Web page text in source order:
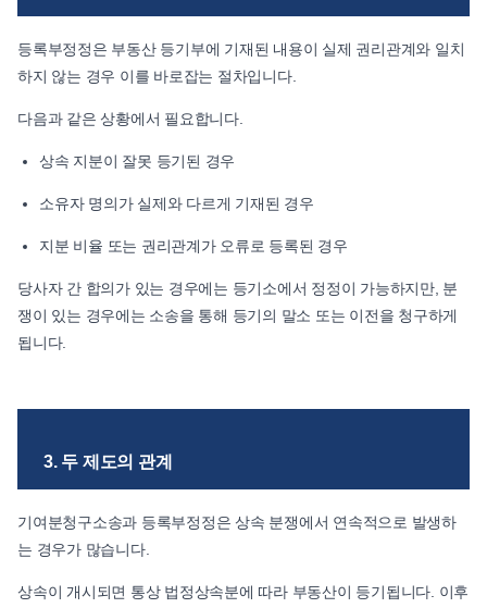
등록부정정은 부동산 등기부에 기재된 내용이 실제 권리관계와 일치
하지 않는 경우 이를 바로잡는 절차입니다.
다음과 같은 상황에서 필요합니다.
상속 지분이 잘못 등기된 경우
소유자 명의가 실제와 다르게 기재된 경우
지분 비율 또는 권리관계가 오류로 등록된 경우
당사자 간 합의가 있는 경우에는 등기소에서 정정이 가능하지만, 분
쟁이 있는 경우에는 소송을 통해 등기의 말소 또는 이전을 청구하게
됩니다.
3. 두 제도의 관계
기여분청구소송과 등록부정정은 상속 분쟁에서 연속적으로 발생하
는 경우가 많습니다.
상속이 개시되면 통상 법정상속분에 따라 부동산이 등기됩니다. 이후